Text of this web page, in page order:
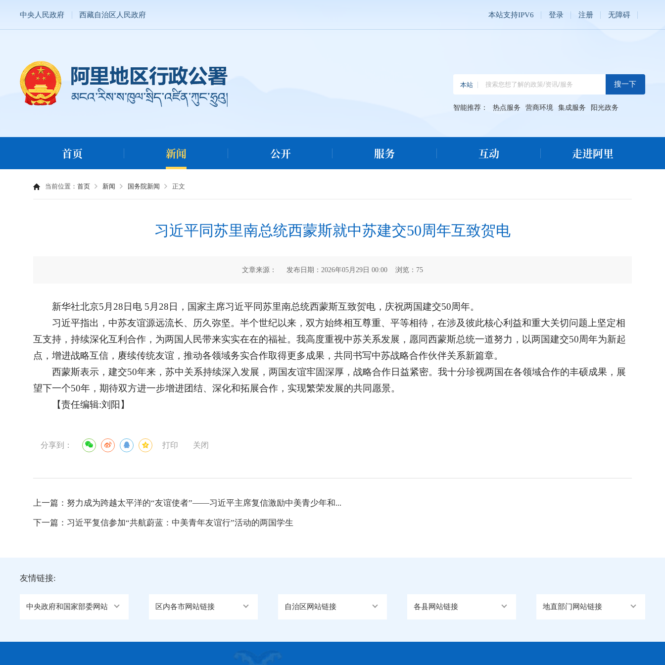
中央人民政府 西藏自治区人民政府 本站支持IPV6 登录 注册 无障碍
智能推荐： 热点服务 营商环境 集成服务 阳光政务
首页 新闻 公开 服务 互动 走进阿里
当前位置：首页 新闻 国务院新闻 正文
习近平同苏里南总统西蒙斯就中苏建交50周年互致贺电
文章来源： 发布日期：2026年05月29日 00:00 浏览： 75
新华社北京5月28日电 5月28日，国家主席习近平同苏里南总统西蒙斯互致贺电，庆祝两国建交50周年。
习近平指出，中苏友谊源远流长、历久弥坚。半个世纪以来，双方始终相互尊重、平等相待，在涉及彼此核心利益和重大关切问题上坚定相
互支持，持续深化互利合作，为两国人民带来实实在在的福祉。我高度重视中苏关系发展，愿同西蒙斯总统一道努力，以两国建交50周年为新起
点，增进战略互信，赓续传统友谊，推动各领域务实合作取得更多成果，共同书写中苏战略合作伙伴关系新篇章。
西蒙斯表示，建交50年来，苏中关系持续深入发展，两国友谊牢固深厚，战略合作日益紧密。我十分珍视两国在各领域合作的丰硕成果，展
望下一个50年，期待双方进一步增进团结、深化和拓展合作，实现繁荣发展的共同愿景。
【责任编辑:刘阳】
分享到： 打印 关闭
上一篇： 努力成为跨越太平洋的“友谊使者”——习近平主席复信激励中美青少年和...
下一篇： 习近平复信参加“共航蔚蓝：中美青年友谊行”活动的两国学生
友情链接:
中央政府和国家部委网站 区内各市网站链接 自治区网站链接 各县网站链接 地直部门网站链接